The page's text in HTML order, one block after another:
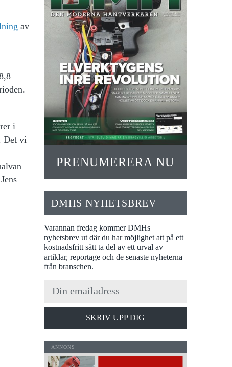
av
i
Det vi
PRENUMERERA NU
DMHS NYHETSBREV
Varannan fredag kommer DMHs
nyhetsbrev ut där du har möjlighet att på ett
kostnadsfritt sätt ta del av ett urval av
artiklar, reportage och de senaste nyheterna
från branschen.
SKRIV UPP DIG